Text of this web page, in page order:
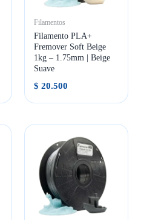
Filamentos
Filamento PLA+
Fremover Soft Beige
1kg – 1.75mm | Beige
Suave
$ 20.500